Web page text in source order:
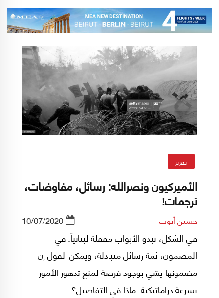
تقرير
الأميركيون ونصرالله: رسائل، مفاوضات،
ترجمات!
حسين أيوب 10/07/2020
في الشكل، تبدو الأبواب مقفلة لبنانياً. في
المضمون، ثمة رسائل متبادلة، ويمكن القول إن
مضمونها يشي بوجود فرصة لمنع تدهور الأمور
بسرعة دراماتيكية. ماذا في التفاصيل؟